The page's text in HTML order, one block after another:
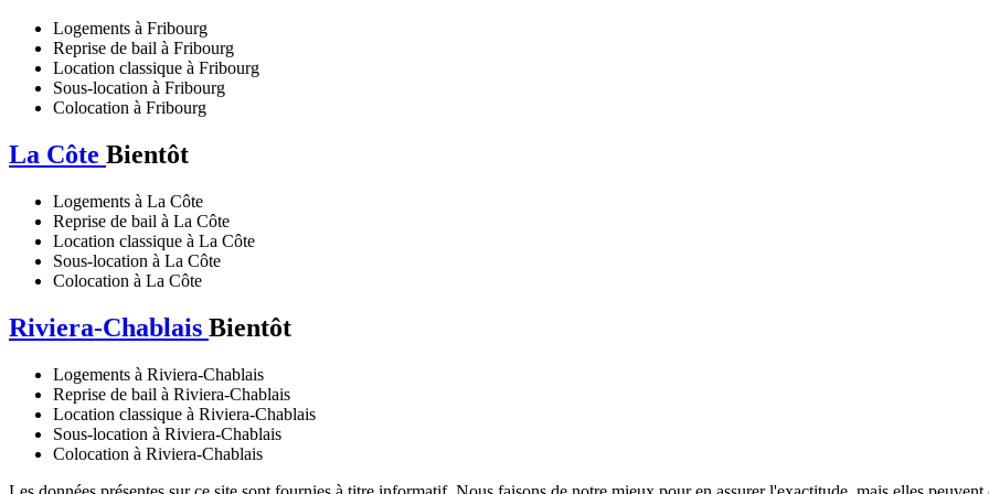
Logements à Fribourg
Reprise de bail à Fribourg
Location classique à Fribourg
Sous-location à Fribourg
Colocation à Fribourg
La Côte Bientôt
Logements à La Côte
Reprise de bail à La Côte
Location classique à La Côte
Sous-location à La Côte
Colocation à La Côte
Riviera-Chablais Bientôt
Logements à Riviera-Chablais
Reprise de bail à Riviera-Chablais
Location classique à Riviera-Chablais
Sous-location à Riviera-Chablais
Colocation à Riviera-Chablais